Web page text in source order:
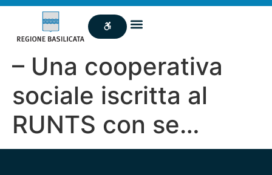
– Una cooperativa
sociale iscritta al
RUNTS con se…